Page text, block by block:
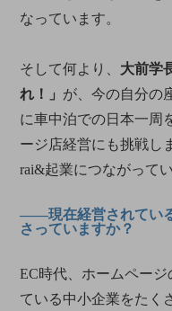
なっています。
そして何より、 大前学
れ！」 が、今の自分の
に車中泊での日本一周
ージ店経営にも挑戦し
rai&起業につながってい
――現在経営されてい
さっていますか？
EC時代、ホームペー
ている中小企業をたく